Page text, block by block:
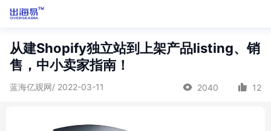
从建Shopify独立站到上架产品listing、销
售，中小卖家指南！
蓝海亿观网/ 2022-03-11 2040 12